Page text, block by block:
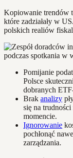
Kopiowanie trendów
które zadziałały w
polskich realiów
Pomijanie
Polsce
dobranych
Brak analizy
się na
momencie.
Ignorowanie
pochłonąć
zarządzania.